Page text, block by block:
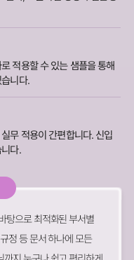
적용할 수 있는 샘플을 통해
니다.
무 적용이 간편합니다. 신입
다.
탕으로 최적화된 부서별
정 등 문서 하나에 모든